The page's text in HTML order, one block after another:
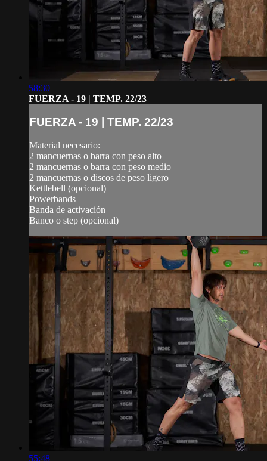
58:30
FUERZA - 19 | TEMP. 22/23
FUERZA - 19 | TEMP. 22/23
Material necesario:
2 mancuernas o barra con peso alto
2 mancuernas o barra con peso medio
2 mancuernas o discos de peso ligero
Kettlebell (opcional)
Powerbands
Banda de activación
Banco o step (opcional)
55:48